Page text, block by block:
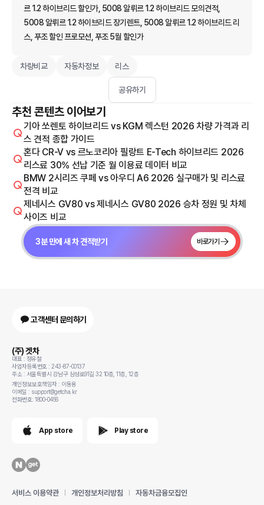
르 1.2 하이브리드 할인가, 5008 알뤼르 1.2 하이브리드 모의견적,
5008 알뤼르 1.2 하이브리드 장기렌트, 5008 알뤼르 1.2 하이브리드 리
스, 푸조 할인 프로모션, 푸조 5월 할인가
차량비교 자동차정보 리스
공유하기
추천 콘텐츠 이어보기
기아 쏘렌토 하이브리드 vs KGM 렉스턴 2026 차량 가격과 리
스 견적 종합 가이드
혼다 CR-V vs 르노코리아 필랑트 E-Tech 하이브리드 2026
리스료 30% 선납 기준 월 이용료 데이터 비교
BMW 2시리즈 쿠페 vs 아우디 A6 2026 실구매가 및 리스료
전격 비교
제네시스 GV80 vs 제네시스 GV80 2026 승차 정원 및 차체
사이즈 비교
3분 만에 새 차 견적받기 바로가기
고객센터 문의하기
(주) 겟차
대표 : 정유철
사업자등록번호 : 243-87-00137
주소 : 서울특별시 강남구 삼성로91길 32 10층, 11층, 12층
개인정보보호책임자 : 이동용
이메일 : support@getcha.kr
전화번호: 1800-0456
App store Play store
서비스 이용약관 개인정보처리방침 자동차금융모집인